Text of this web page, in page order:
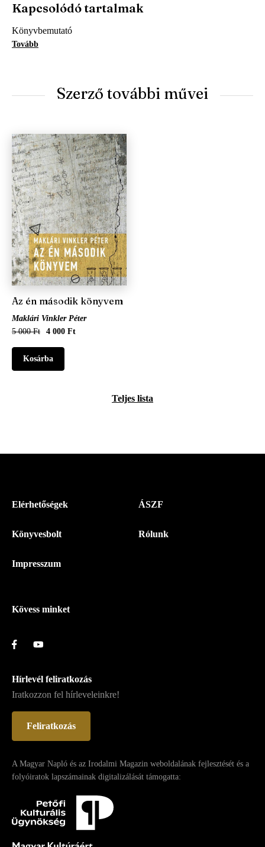
Szerző további művei
Az én második könyvem
Maklári Vinkler Péter
5 000 Ft
4 000 Ft
Teljes lista
Kapcsolódó tartalmak
Könyvbemutató
Tovább
Menü
Magyar
-
Elérhetőségek
Könyvesbolt
Impresszum
ÁSZF
Rólunk
Kövess minket
Hírlevél feliratkozás
Iratkozzon fel hírleveleinkre!
Feliratkozás
A Magyar Napló és az Irodalmi Magazin weboldalának fejlesztését és a
folyóiratok lapszámainak digitalizálását támogatta: